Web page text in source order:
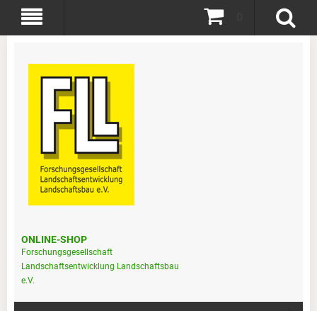
ONLINE-SHOP
Forschungsgesellschaft
Landschaftsentwicklung Landschaftsbau
e.V.